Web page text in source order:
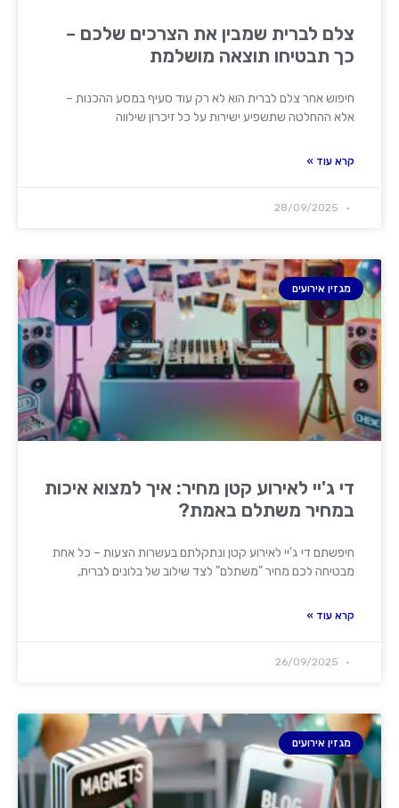
צלם לברית שמבין את הצרכים שלכם –
כך תבטיחו תוצאה מושלמת
חיפוש אחר צלם לברית הוא לא רק עוד סעיף במסע ההכנות –
אלא ההחלטה שתשפיע ישירות על כל זיכרון שילווה
קרא עוד »
מגזין אירועים
די ג'יי לאירוע קטן מחיר: איך למצוא איכות
במחיר משתלם באמת?
חיפשתם די ג'יי לאירוע קטן ונתקלתם בעשרות הצעות – כל אחת
מבטיחה לכם מחיר "משתלם" לצד שילוב של בלונים לברית,
קרא עוד »
מגזין אירועים